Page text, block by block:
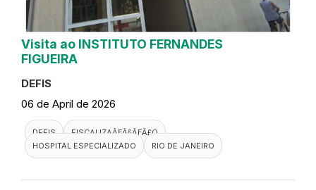
Visita ao INSTITUTO FERNANDES
FIGUEIRA
DEFIS
06 de April de 2026
DEFIS
FISCALIZAÃƑÂ§ÃƑÂ£O
HOSPITAL ESPECIALIZADO
RIO DE JANEIRO